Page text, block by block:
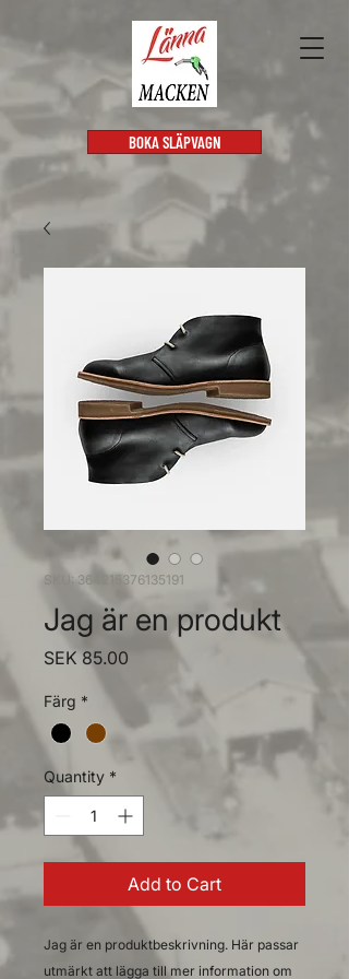
BOKA SLÄPVAGN
SKU: 364215376135191
Jag är en produkt
SEK 85.00
Färg *
Quantity *
Add to Cart
Jag är en produktbeskrivning. Här passar
utmärkt att lägga till mer information om